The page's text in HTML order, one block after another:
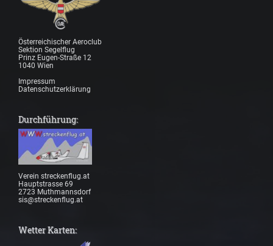
Österreichischer Aeroclub
Sektion Segelflug
Prinz Eugen-Straße 12
1040 Wien
Impressum
Datenschutzerklärung
Durchführung:
Verein streckenflug.at
Hauptstrasse 69
2723 Muthmannsdorf
sis@streckenflug.at
Wetter Karten: